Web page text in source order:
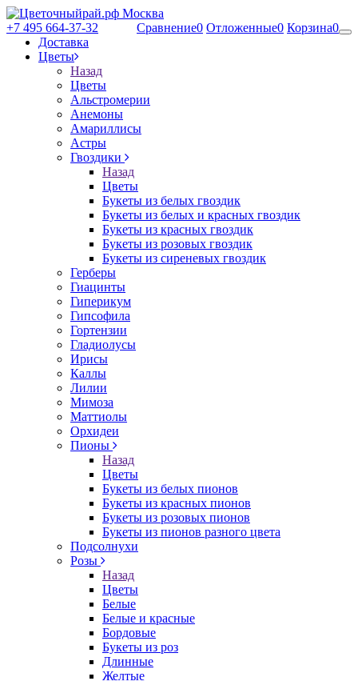
+7 495 664-37-32 Сравнение0 Отложенные0 Корзина0
Доставка
Цветы
Назад
Цветы
Альстромерии
Анемоны
Амариллисы
Астры
Гвоздики
Назад
Цветы
Букеты из белых гвоздик
Букеты из белых и красных гвоздик
Букеты из красных гвоздик
Букеты из розовых гвоздик
Букеты из сиреневых гвоздик
Герберы
Гиацинты
Гиперикум
Гипсофила
Гортензии
Гладиолусы
Ирисы
Каллы
Лилии
Мимоза
Маттиолы
Орхидеи
Пионы
Назад
Цветы
Букеты из белых пионов
Букеты из красных пионов
Букеты из розовых пионов
Букеты из пионов разного цвета
Подсолнухи
Розы
Назад
Цветы
Белые
Белые и красные
Бордовые
Букеты из роз
Длинные
Желтые